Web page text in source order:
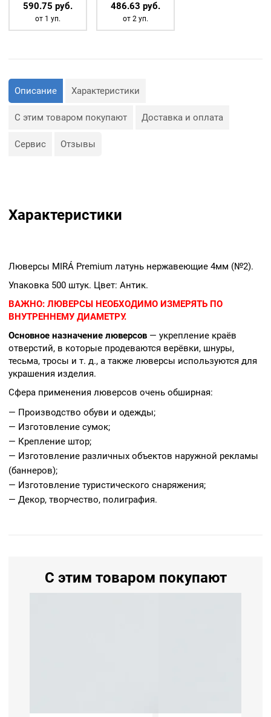
— Производство обуви и
одежды;
— Изготовление сумок;
— Крепление штор;
туристического
снаряжения;
— Декор, творчество,
полиграфия.
590.75 руб.
от 1 уп.
486.63 руб.
от 2 уп.
Описание Характеристики
С этим товаром покупают Доставка и оплата
Сервис Отзывы
Характеристики
Люверсы MIRÁ Premium латунь нержавеющие 4мм (№2).
Упаковка 500 штук. Цвет: Антик.
ВАЖНО: ЛЮВЕРСЫ НЕОБХОДИМО ИЗМЕРЯТЬ ПО
ВНУТРЕННЕМУ ДИАМЕТРУ.
Основное назначение люверсов — укрепление краёв
отверстий, в которые продеваются верёвки, шнуры,
тесьма, тросы и т. д., а также люверсы используются для
украшения изделия.
Сфера применения люверсов очень обширная:
— Производство обуви и одежды;
— Изготовление сумок;
— Крепление штор;
— Изготовление различных объектов наружной рекламы
(баннеров);
— Изготовление туристического снаряжения;
— Декор, творчество, полиграфия.
С этим товаром покупают